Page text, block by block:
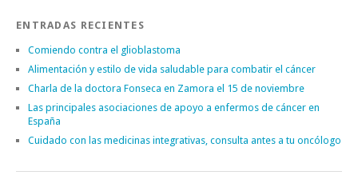
ENTRADAS RECIENTES
Comiendo contra el glioblastoma
Alimentación y estilo de vida saludable para combatir el cáncer
Charla de la doctora Fonseca en Zamora el 15 de noviembre
Las principales asociaciones de apoyo a enfermos de cáncer en
España
Cuidado con las medicinas integrativas, consulta antes a tu oncólogo